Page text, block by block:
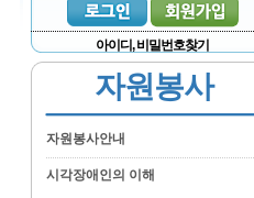
아이디, 비밀번호찾기
자원봉사
자원봉사안내
시각장애인의 이해